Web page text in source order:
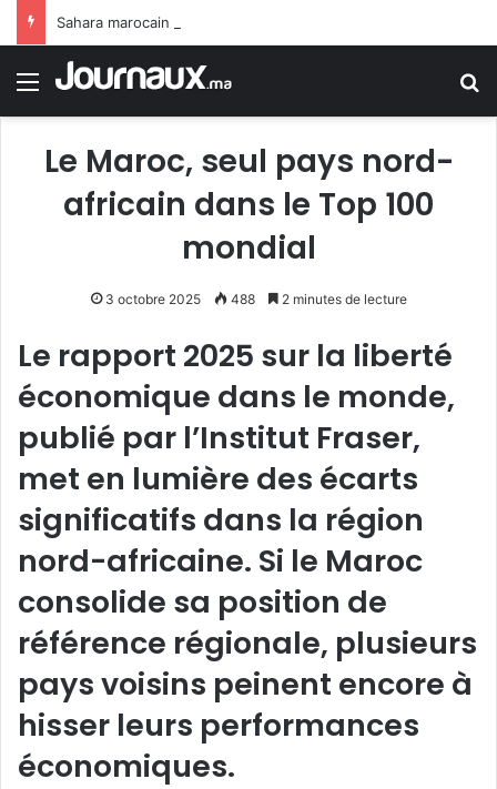
Menu
Le Maroc, seul pays nord-
africain dans le Top 100
mondial
3 octobre 2025 488 2 minutes de lecture
Le rapport 2025 sur la liberté
économique dans le monde,
publié par l’Institut Fraser,
met en lumière des écarts
significatifs dans la région
nord-africaine. Si le Maroc
consolide sa position de
référence régionale, plusieurs
pays voisins peinent encore à
hisser leurs performances
économiques.